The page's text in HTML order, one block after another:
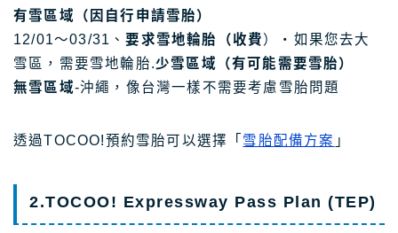
有雪區域（因自行申請雪胎）
12/01～03/31、要求雪地輪胎（收費）・如果您去大
雪區，需要雪地輪胎.少雪區域（有可能需要雪胎）
無雪區域-沖繩，像台灣一樣不需要考慮雪胎問題
透過TOCOO!預約雪胎可以選擇「 雪胎配備方案 」
2.TOCOO! Expressway Pass Plan (TEP)